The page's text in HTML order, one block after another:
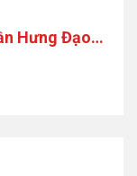
Hưng Đạo,